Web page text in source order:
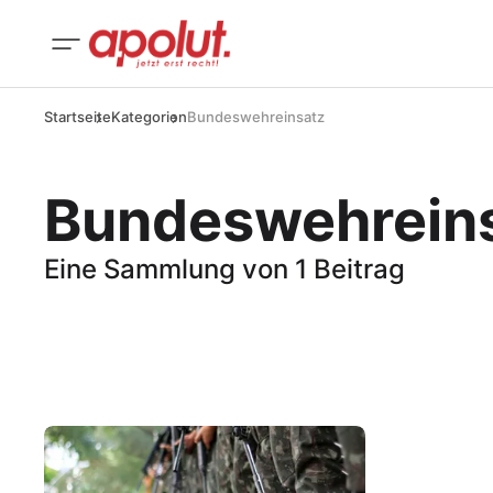
StartseiteKategorienBundeswehreinsatz
Eine Sammlung von 1 Beitrag